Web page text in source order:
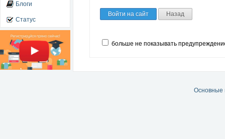
Блоги
Статус
Войти на сайт Назад
больше не показывать
Основные